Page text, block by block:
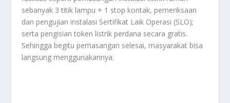
sebanyak 3 titik lampu + 1 stop kontak, pemeriksaan
dan pengujian instalasi Sertifikat Laik Operasi (SLO);
serta pengisian token listrik perdana secara gratis.
Sehingga begitu pemasangan selesai, masyarakat bisa
langsung menggunakannya.